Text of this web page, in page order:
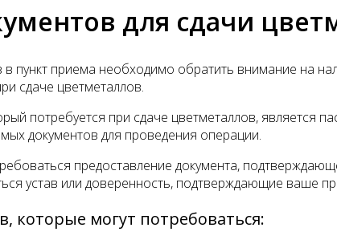
для сдачи
в пункт приема необходимо обратить внимание на
сдаче цветметаллов.
потребуется при сдаче цветметаллов, является
документов для проведения операции.
предоставление документа,
устав или доверенность, подтверждающие ваше
которые могут потребоваться: